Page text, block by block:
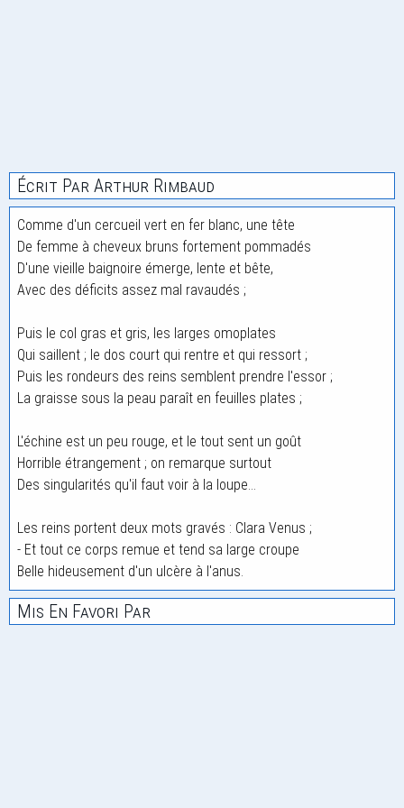
Écrit Par Arthur Rimbaud
Comme d'un cercueil vert en fer blanc, une tête
De femme à cheveux bruns fortement pommadés
D'une vieille baignoire émerge, lente et bête,
Avec des déficits assez mal ravaudés ;
Puis le col gras et gris, les larges omoplates
Qui saillent ; le dos court qui rentre et qui ressort ;
Puis les rondeurs des reins semblent prendre l'essor ;
La graisse sous la peau paraît en feuilles plates ;
L'échine est un peu rouge, et le tout sent un goût
Horrible étrangement ; on remarque surtout
Des singularités qu'il faut voir à la loupe...
Les reins portent deux mots gravés : Clara Venus ;
- Et tout ce corps remue et tend sa large croupe
Belle hideusement d'un ulcère à l'anus.
Mis En Favori Par